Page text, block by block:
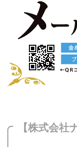
【株式会社